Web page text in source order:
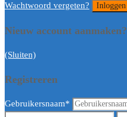
Wachtwoord vergeten?
Nieuw account aanmaken?
(Sluiten)
Registreren
Gebruikersnaam*